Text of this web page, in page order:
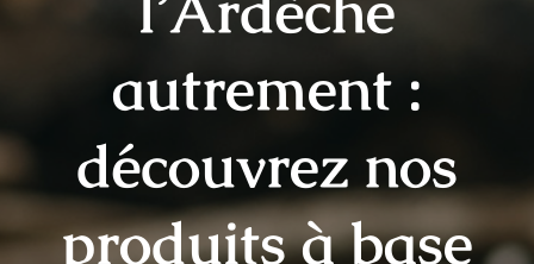
autrement :
découvrez nos
produits à base